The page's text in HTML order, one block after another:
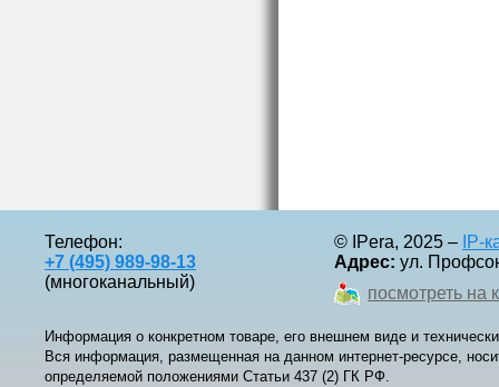
Телефон:
+7 (495) 989-98-13
(многоканальный)
© IPera, 2025 – IP-
Адрес: ул.
посмотреть на
Информация о конкретном товаре, его внешнем виде и
Вся информация, размещенная на данном интернет-ресурсе,
определяемой положениями Статьи 437 (2) ГК РФ.